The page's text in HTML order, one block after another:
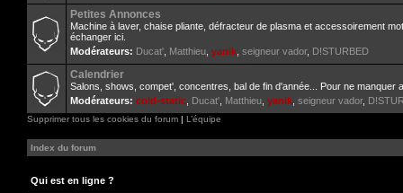
Petites Annonces
Machine à laver, chaise pliante, défracteur de plasma et accessoirement
échanger ici.
Modérateurs: Ducat' Matthieu yanik seigneur vador, D!STURBED
Calendrier
Salons, shows, compet', concentres, bal de fin d'année... Pour ne manquer
Modérateurs: cold-static Ducat' Matthieu yanik seigneur vador,
Supprimer tous les cookies du forum | L’équipe
Index du forum
Qui est en ligne ?